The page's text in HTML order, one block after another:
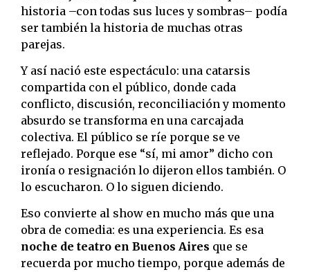
historia –con todas sus luces y sombras– podía
ser también la historia de muchas otras
parejas.
Y así nació este espectáculo: una catarsis
compartida con el público, donde cada
conflicto, discusión, reconciliación y momento
absurdo se transforma en una carcajada
colectiva. El público se ríe porque se ve
reflejado. Porque ese “sí, mi amor” dicho con
ironía o resignación lo dijeron ellos también. O
lo escucharon. O lo siguen diciendo.
Eso convierte al show en mucho más que una
obra de comedia: es una experiencia. Es esa
noche de teatro en Buenos Aires que se
recuerda por mucho tiempo, porque además de